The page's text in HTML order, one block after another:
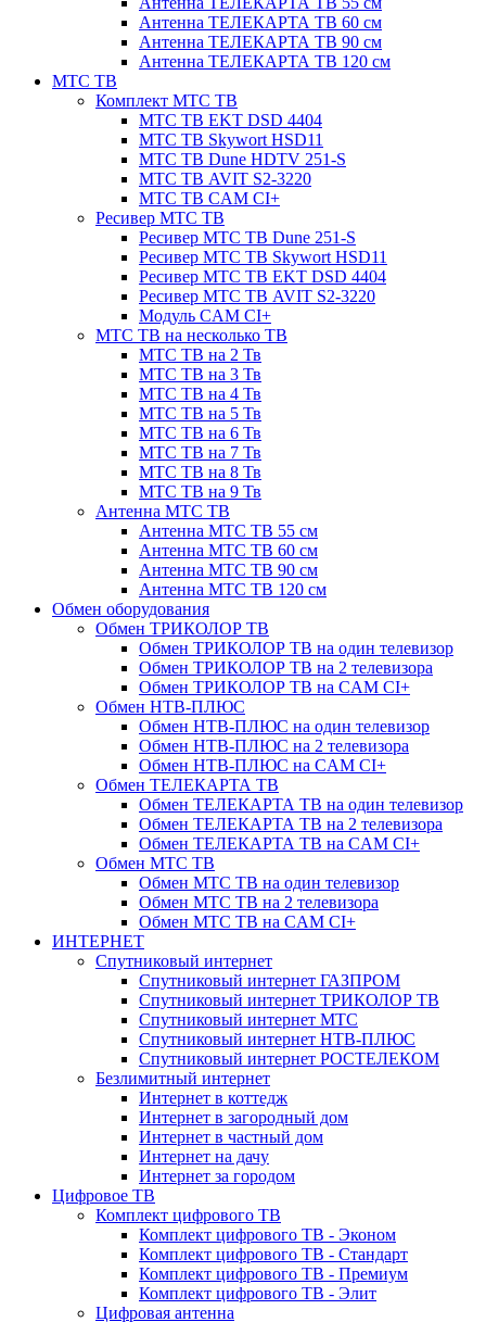
Антенна ТЕЛЕКАРТА ТВ 60 см
Антенна ТЕЛЕКАРТА ТВ 90 см
Антенна ТЕЛЕКАРТА ТВ 120 см
МТС ТВ
Комплект МТС ТВ
МТС ТВ EKT DSD 4404
МТС ТВ Skywort HSD11
МТС ТВ Dune HDTV 251-S
МТС ТВ AVIT S2-3220
МТС ТВ CAM CI+
Ресивер МТС ТВ
Ресивер МТС ТВ Dune 251-S
Ресивер МТС ТВ Skywort HSD11
Ресивер МТС ТВ EKT DSD 4404
Ресивер МТС ТВ AVIT S2-3220
Модуль CAM CI+
МТС ТВ на несколько ТВ
МТС ТВ на 2 Тв
МТС ТВ на 3 Тв
МТС ТВ на 4 Тв
МТС ТВ на 5 Тв
МТС ТВ на 6 Тв
МТС ТВ на 7 Тв
МТС ТВ на 8 Тв
МТС ТВ на 9 Тв
Антенна МТС ТВ
Антенна МТС ТВ 55 см
Антенна МТС ТВ 60 см
Антенна МТС ТВ 90 см
Антенна МТС ТВ 120 см
Обмен оборудования
Обмен ТРИКОЛОР ТВ
Обмен ТРИКОЛОР ТВ на один телевизор
Обмен ТРИКОЛОР ТВ на 2 телевизора
Обмен ТРИКОЛОР ТВ на CAM CI+
Обмен НТВ-ПЛЮС
Обмен НТВ-ПЛЮС на один телевизор
Обмен НТВ-ПЛЮС на 2 телевизора
Обмен НТВ-ПЛЮС на CAM CI+
Обмен ТЕЛЕКАРТА ТВ
Обмен ТЕЛЕКАРТА ТВ на один телевизор
Обмен ТЕЛЕКАРТА ТВ на 2 телевизора
Обмен ТЕЛЕКАРТА ТВ на CAM CI+
Обмен МТС ТВ
Обмен МТС ТВ на один телевизор
Обмен МТС ТВ на 2 телевизора
Обмен МТС ТВ на CAM CI+
ИНТЕРНЕТ
Спутниковый интернет
Спутниковый интернет ГАЗПРОМ
Спутниковый интернет ТРИКОЛОР ТВ
Спутниковый интернет МТС
Спутниковый интернет НТВ-ПЛЮС
Спутниковый интернет РОСТЕЛЕКОМ
Безлимитный интернет
Интернет в коттедж
Интернет в загородный дом
Интернет в частный дом
Интернет на дачу
Интернет за городом
Цифровое ТВ
Комплект цифрового ТВ
Комплект цифрового ТВ - Эконом
Комплект цифрового ТВ - Стандарт
Комплект цифрового ТВ - Премиум
Комплект цифрового ТВ - Элит
Цифровая антенна